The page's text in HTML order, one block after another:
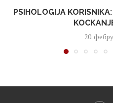
PSIHOLOGIJA
20.